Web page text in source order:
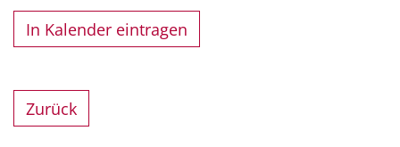
In Kalender eintragen
Zurück